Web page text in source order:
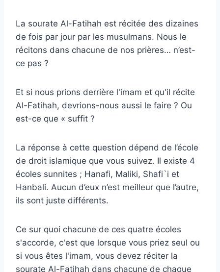
La sourate Al-Fatihah est récitée des dizaines
de fois par jour par les musulmans. Nous le
récitons dans chacune de nos prières… n’est-
ce pas ?
Et si nous prions derrière l'imam et qu'il récite
Al-Fatihah, devrions-nous aussi le faire ? Ou
est-ce que « suffit ?
La réponse à cette question dépend de l’école
de droit islamique que vous suivez. Il existe 4
écoles sunnites ; Hanafi, Maliki, Shafi`i et
Hanbali. Aucun d’eux n’est meilleur que l’autre,
ils sont juste différents.
Ce sur quoi chacune de ces quatre écoles
s'accorde, c'est que lorsque vous priez seul ou
si vous êtes l'imam, vous devez réciter la
sourate Al-Fatihah dans chacune de chaque